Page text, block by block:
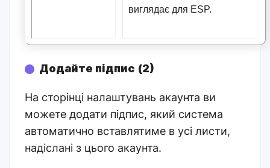
виглядає для ESP.
Додайте підпис (2)
На сторінці налаштувань акаунта ви
можете додати підпис, який система
автоматично вставлятиме в усі листи,
надіслані з цього акаунта.